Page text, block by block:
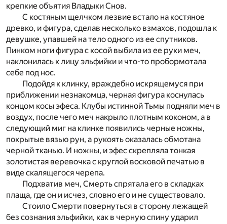
крепкие объятия Владыки Снов.
С костяным щелчком лезвие встало на костяное
древко, и фигура, сделав несколько взмахов, подошла к
девушке, упавшей на тело одного из ее спутников.
Пинком ноги фигура с косой выбила из ее руки меч,
наклонилась к лицу эльфийки и что-то пробормотала
себе под нос.
Подойдя к клинку, враждебно искрящемуся при
приближении незнакомца, черная фигура коснулась
концом косы эфеса. Клубы истинной Тьмы подняли меч в
воздух, после чего меч накрыло плотным коконом, а в
следующий миг на клинке появились черные ножны,
покрытые вязью рун, а рукоять оказалась обмотана
черной тканью. И ножны, и эфес скрепляла тонкая
золотистая веревочка с круглой восковой печатью в
виде скалящегося черепа.
Подхватив меч, Смерть спрятала его в складках
плаща, где он и исчез, словно его и не существовало.
Стоило Смерти повернуться в сторону лежащей
без сознания эльфийки, как в черную спину ударил